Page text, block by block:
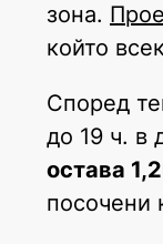
зона.
който
Според
до 19 ч. в
остава
посочени